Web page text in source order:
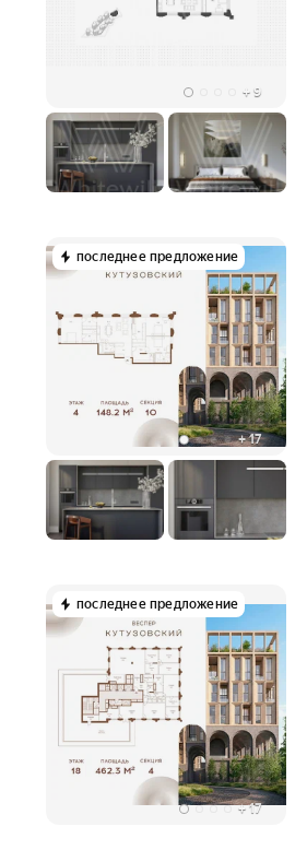
+ 9
последнее предложение
+17
последнее предложение
+17